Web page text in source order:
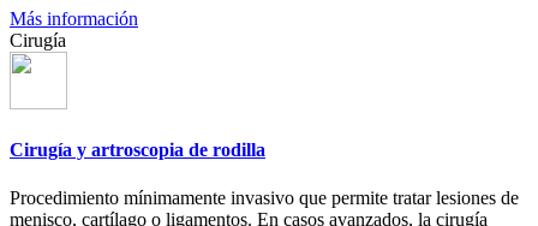
Más información
Cirugía
Cirugía y artroscopia de rodilla
Procedimiento mínimamente invasivo que permite tratar lesiones de
menisco, cartílago o ligamentos. En casos avanzados, la cirugía